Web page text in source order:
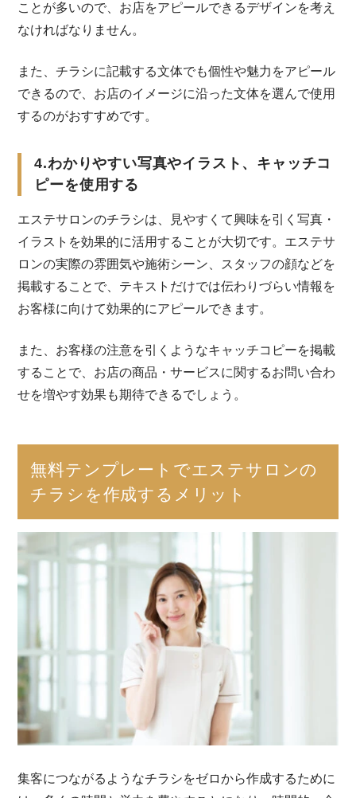
ことが多いので、お店をアピールできるデザインを考え
なければなりません。
また、チラシに記載する文体でも個性や魅力をアピール
できるので、お店のイメージに沿った文体を選んで使用
するのがおすすめです。
4.わかりやすい写真やイラスト、キャッチコ
ピーを使用する
エステサロンのチラシは、見やすくて興味を引く写真・
イラストを効果的に活用することが大切です。エステサ
ロンの実際の雰囲気や施術シーン、スタッフの顔などを
掲載することで、テキストだけでは伝わりづらい情報を
お客様に向けて効果的にアピールできます。
また、お客様の注意を引くようなキャッチコピーを掲載
することで、お店の商品・サービスに関するお問い合わ
せを増やす効果も期待できるでしょう。
無料テンプレートでエステサロンの
チラシを作成するメリット
集客につながるようなチラシをゼロから作成するために